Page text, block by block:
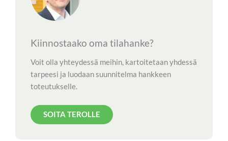
Kiinnostaako oma tilahanke?
Voit olla yhteydessä meihin, kartoitetaan yhdessä
tarpeesi ja luodaan suunnitelma hankkeen
toteutukselle.
SOITA TEROLLE